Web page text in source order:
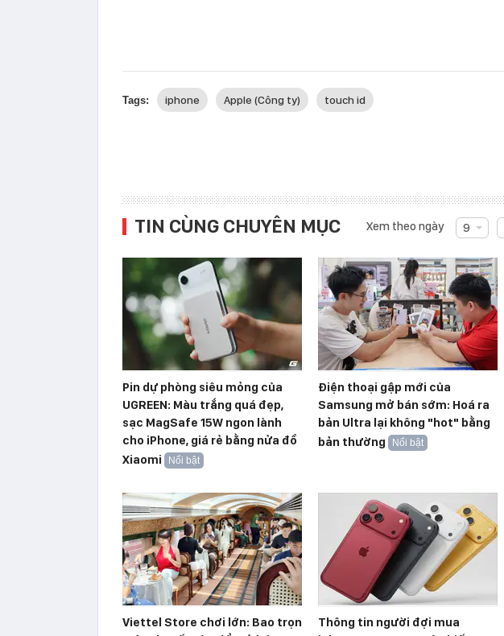
Tags: iphone Apple (Công ty) touch id
TIN CÙNG CHUYÊN MỤC Xem theo ngày 9
Pin dự phòng siêu mỏng của
UGREEN: Màu trắng quá đẹp,
sạc MagSafe 15W ngon lành
cho iPhone, giá rẻ bằng nửa đồ
Xiaomi
Nổi bật
Điện thoại gập mới của
Samsung mở bán sớm: Hoá ra
bản Ultra lại không "hot" bằng
bản thường
Nổi bật
Viettel Store chơi lớn: Bao trọn
Thông tin người đợi mua